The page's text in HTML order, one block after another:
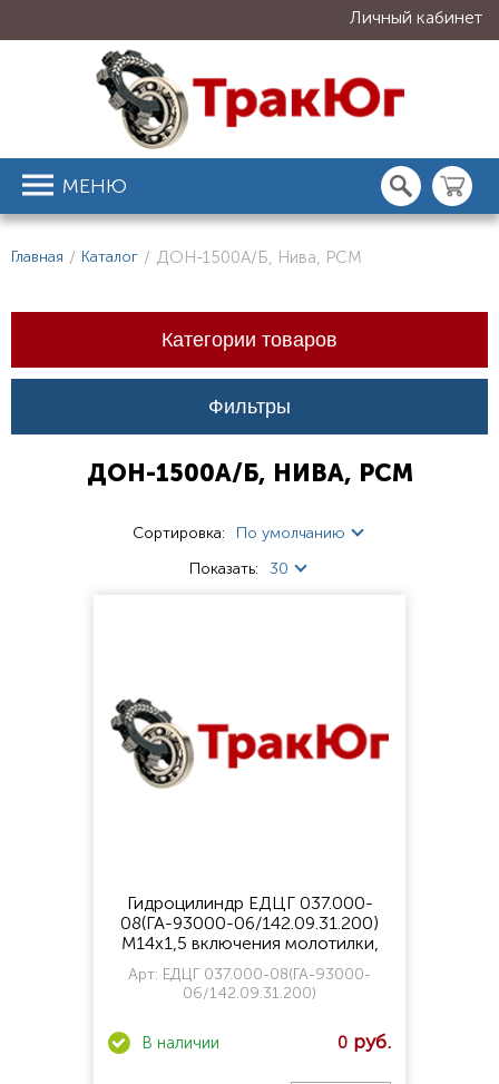
Личный кабинет
МЕНЮ
Главная / Каталог / ДОН-1500А/Б, Нива, РСМ
Категории товаров
Фильтры
ДОН-1500А/Б, НИВА, РСМ
Сортировка:
По умолчанию
Показать:
30
Гидроцилиндр ЕДЦГ 037.000-
08(ГА-93000-06/142.09.31.200)
М14х1,5 включения молотилки,
выгрузного устройства (резьба
внутрен)
Арт: ЕДЦГ 037.000-08(ГА-93000-
06/142.09.31.200)
0